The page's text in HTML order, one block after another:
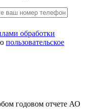
обработки
пользовательское
годовом отчете АО